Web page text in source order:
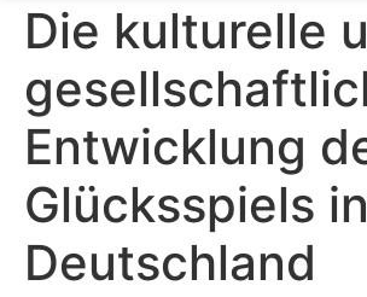
Die kulturelle
Entwicklung
Glücksspiels in
Deutschland